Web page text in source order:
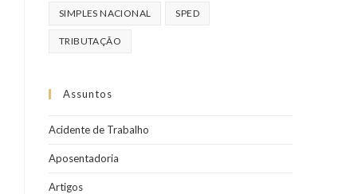
SIMPLES NACIONAL SPED
TRIBUTAÇÃO
Assuntos
Acidente de Trabalho
Aposentadoria
Artigos